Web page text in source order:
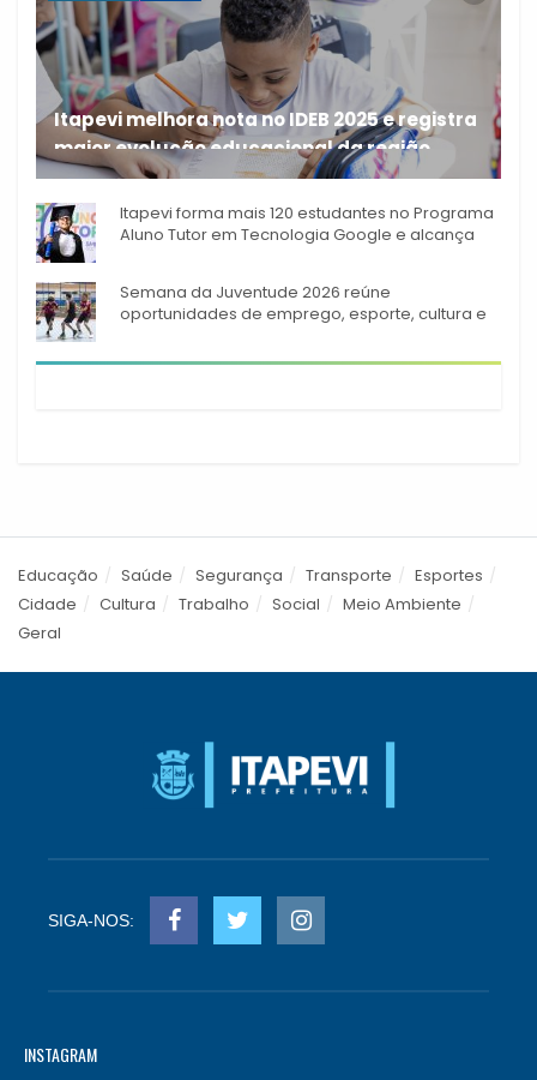
Itapevi melhora nota no IDEB 2025 e registra
maior evolução educacional da região
A rede municipal de ensino
Itapevi forma mais 120 estudantes no Programa
Aluno Tutor em Tecnologia Google e alcança
Semana da Juventude 2026 reúne
oportunidades de emprego, esporte, cultura e
Educação Saúde Segurança Transporte
Esportes
Cidade
Cultura Trabalho Social
Meio Ambiente
Geral
SIGA-NOS:
INSTAGRAM